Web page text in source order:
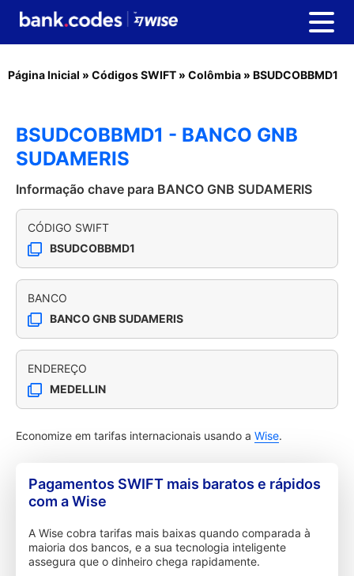
Página Inicial » Códigos SWIFT » Colômbia » BSUDCOBBMD1
BSUDCOBBMD1 - BANCO GNB
SUDAMERIS
Informação chave para BANCO GNB SUDAMERIS
CÓDIGO SWIFT
BSUDCOBBMD1
BANCO
BANCO GNB SUDAMERIS
ENDEREÇO
MEDELLIN
Economize em tarifas internacionais usando a Wise.
Pagamentos SWIFT mais baratos e rápidos
com a Wise
A Wise cobra tarifas mais baixas quando comparada à
maioria dos bancos, e a sua tecnologia inteligente
assegura que o dinheiro chega rapidamente.